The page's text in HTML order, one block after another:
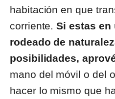
habitación en que
corriente.Si estas en
rodeado de
posibilidades,
mano del móvil o del
hacer lo mismo que